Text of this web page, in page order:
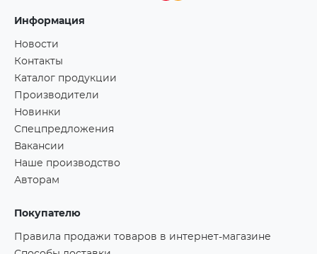
Информация
Новости
Контакты
Каталог продукции
Производители
Новинки
Спецпредложения
Вакансии
Наше производство
Авторам
Покупателю
Правила продажи товаров в интернет-магазине